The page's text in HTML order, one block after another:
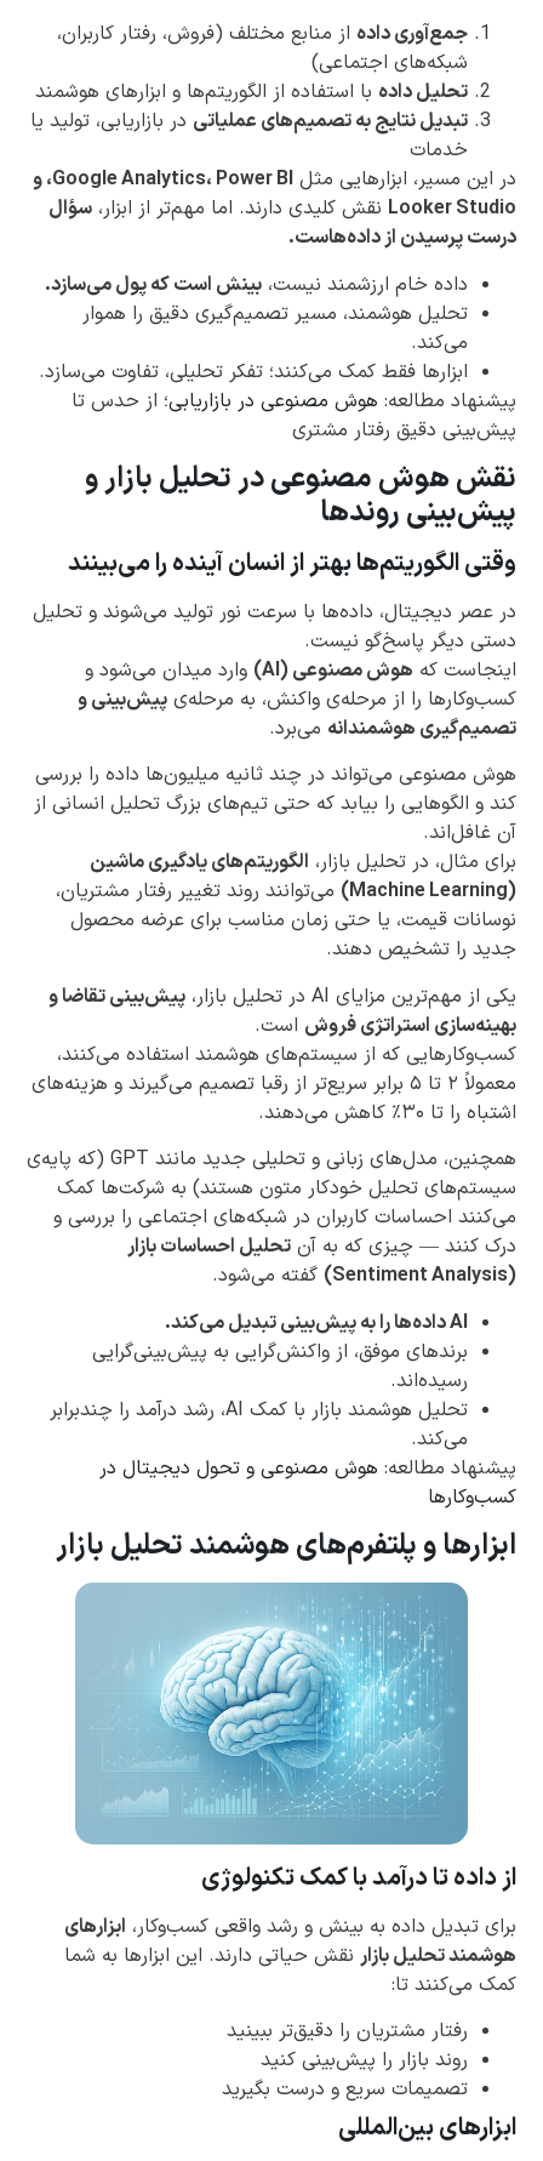
جمع‌آوری داده از منابع مختلف (فروش، رفتار کاربران،
شبکه‌های اجتماعی)
تحلیل داده با استفاده از الگوریتم‌ها و ابزارهای هوشمند
تبدیل نتایج به تصمیم‌های عملیاتی در بازاریابی، تولید یا
خدمات
در این مسیر، ابزارهایی مثل
Google Analytics، Power BI، و
Looker Studio نقش کلیدی دارند. اما مهم‌تر از ابزار، سؤال
درست پرسیدن از داده‌هاست.
داده خام ارزشمند نیست، بینش است که پول می‌سازد.
تحلیل هوشمند، مسیر تصمیم‌گیری دقیق را هموار
می‌کند.
ابزارها فقط کمک می‌کنند؛ تفکر تحلیلی، تفاوت می‌سازد.
پیشنهاد مطالعه: هوش مصنوعی در بازاریابی؛ از حدس تا
پیش‌بینی دقیق رفتار مشتری
نقش هوش مصنوعی در تحلیل بازار و
پیش‌بینی روندها
وقتی الگوریتم‌ها بهتر از انسان آینده را می‌بینند
در عصر دیجیتال، داده‌ها با سرعت نور تولید می‌شوند و تحلیل
دستی دیگر پاسخ‌گو نیست.
اینجاست که هوش مصنوعی (AI)
وارد میدان می‌شود و
کسب‌وکارها را از مرحله‌ی واکنش، به مرحله‌ی پیش‌بینی و
تصمیم‌گیری هوشمندانه می‌برد.
هوش مصنوعی می‌تواند در چند ثانیه میلیون‌ها داده را بررسی
کند و الگوهایی را بیابد که حتی تیم‌های بزرگ تحلیل انسانی از
آن غافل‌اند.
برای مثال، در تحلیل بازار، الگوریتم‌های یادگیری ماشین
(Machine Learning)
می‌توانند روند تغییر رفتار مشتریان،
نوسانات قیمت، یا حتی زمان مناسب برای عرضه محصول
جدید را تشخیص دهند.
یکی از مهم‌ترین مزایای AI در تحلیل بازار،
پیش‌بینی تقاضا و
بهینه‌سازی استراتژی فروش است.
کسب‌وکارهایی که از سیستم‌های هوشمند استفاده می‌کنند،
معمولاً ۲ تا ۵ برابر سریع‌تر از رقبا تصمیم می‌گیرند و هزینه‌های
اشتباه را تا ۳۰٪ کاهش می‌دهند.
همچنین، مدل‌های زبانی و تحلیلی جدید مانند GPT (که پایه‌ی
سیستم‌های تحلیل خودکار متون هستند) به شرکت‌ها کمک
می‌کنند احساسات کاربران در شبکه‌های اجتماعی را بررسی و
درک کنند — چیزی که به آن تحلیل احساسات بازار
(Sentiment Analysis)
گفته می‌شود.
AI داده‌ها را به پیش‌بینی تبدیل می‌کند.
برندهای موفق، از واکنش‌گرایی به پیش‌بینی‌گرایی
رسیده‌اند.
تحلیل هوشمند بازار با کمک AI، رشد درآمد را چندبرابر
می‌کند.
پیشنهاد مطالعه: هوش مصنوعی و تحول دیجیتال در
کسب‌وکارها
ابزارها و پلتفرم‌های هوشمند تحلیل بازار
از داده تا درآمد با کمک تکنولوژی
برای تبدیل داده به بینش و رشد واقعی کسب‌وکار، ابزارهای
هوشمند تحلیل بازار نقش حیاتی دارند. این ابزارها به شما
کمک می‌کنند تا:
رفتار مشتریان را دقیق‌تر ببینید
روند بازار را پیش‌بینی کنید
تصمیمات سریع و درست بگیرید
ابزارهای بین‌المللی